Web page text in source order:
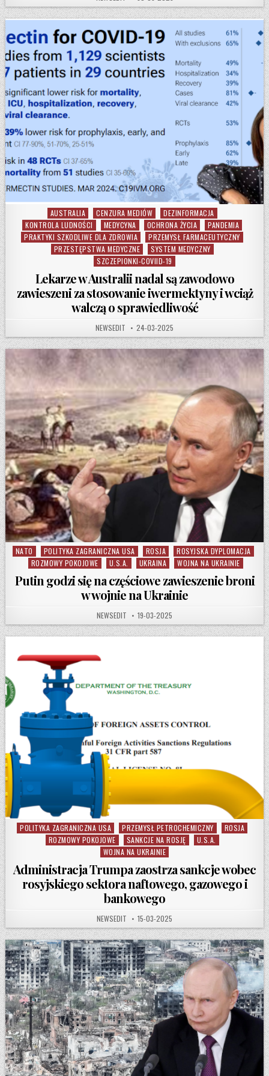
Posted in
AUSTRALIA CENZURA MEDIÓW
DEZINFORMACJA
KONTROLA LUDNOŚCI
MEDYCYNA OCHRONA ŻYCIA
PANDEMIA
PRAKTYKI SZKODLIWE DLA ZDROWIA
PRZEMYSŁ FARMACEUTYCZNY
PRZESTĘPSTWA MEDYCZNE
SYSTEM MEDYCZNY
SZCZEPIONKI-COVIID-19
Lekarze w Australii nadal są zawodowo
zawieszeni za stosowanie iwermektyny i wciąż
walczą o sprawiedliwość
AUTHOR:
NEWSEDIT PUBLISHED DATE:
24-03-2025
Posted in
NATO POLITYKA ZAGRANICZNA USA ROSJA
ROSYJSKA DYPLOMACJA
ROZMOWY POKOJOWE
U.S.A. UKRAINA WOJNA NA UKRAINIE
Putin godzi się na częściowe zawieszenie broni
w wojnie na Ukrainie
AUTHOR:
NEWSEDIT PUBLISHED DATE:
19-03-2025
Posted in
POLITYKA ZAGRANICZNA USA PRZEMYSŁ PETROCHEMICZNY
ROSJA
ROZMOWY POKOJOWE
SANKCJE NA ROSJĘ
U.S.A.
WOJNA NA UKRAINIE
Administracja Trumpa zaostrza sankcje wobec
rosyjskiego sektora naftowego, gazowego i
bankowego
AUTHOR:
NEWSEDIT PUBLISHED DATE:
15-03-2025